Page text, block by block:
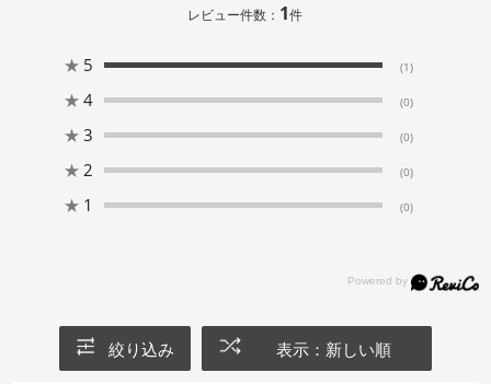
レビュー件数： 1件
★ 5 (1)
★ 4 (0)
★ 3 (0)
★ 2 (0)
★ 1 (0)
絞り込み 表示：新しい順